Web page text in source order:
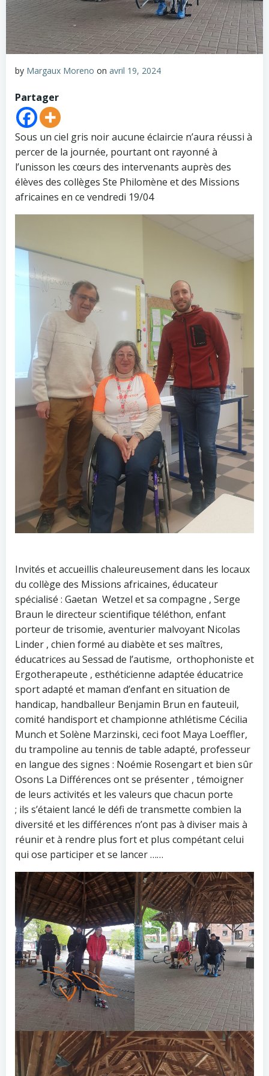
by Margaux Moreno on avril 19, 2024
Partager
Sous un ciel gris noir aucune éclaircie n’aura réussi à
percer de la journée, pourtant ont rayonné à
l’unisson les cœurs des intervenants auprès des
élèves des collèges Ste Philomène et des Missions
africaines en ce vendredi 19/04
Invités et accueillis chaleureusement dans les locaux
du collège des Missions africaines, éducateur
spécialisé : Gaetan Wetzel et sa compagne , Serge
Braun le directeur scientifique téléthon, enfant
porteur de trisomie, aventurier malvoyant Nicolas
Linder , chien formé au diabète et ses maîtres,
éducatrices au Sessad de l’autisme, orthophoniste et
Ergotherapeute , esthéticienne adaptée éducatrice
sport adapté et maman d’enfant en situation de
handicap, handballeur Benjamin Brun en fauteuil,
comité handisport et championne athlétisme Cécilia
Munch et Solène Marzinski, ceci foot Maya Loeffler,
du trampoline au tennis de table adapté, professeur
en langue des signes : Noémie Rosengart et bien sûr
Osons La Différences ont se présenter , témoigner
de leurs activités et les valeurs que chacun porte
; ils s’étaient lancé le défi de transmette combien la
diversité et les différences n’ont pas à diviser mais à
réunir et à rendre plus fort et plus compétant celui
qui ose participer et se lancer ……